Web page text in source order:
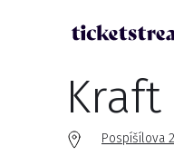
Kraft
Pospíšílova